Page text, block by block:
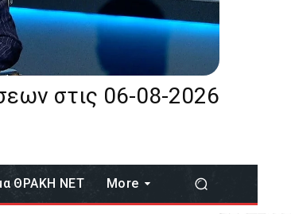
στις 06-08-2026
ΘΡΑΚΗ ΝΕΤ More